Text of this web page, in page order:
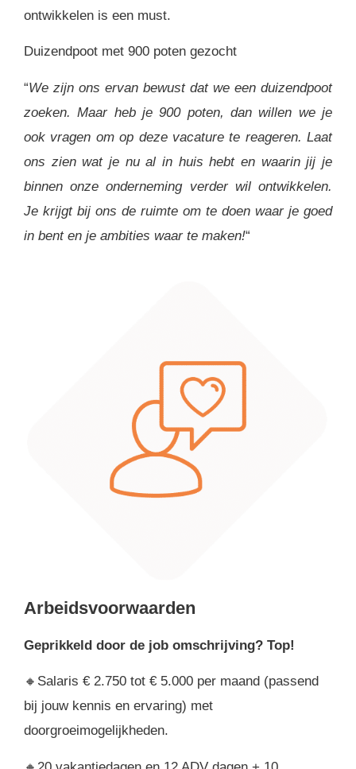
ontwikkelen is een must.
Duizendpoot met 900 poten gezocht
“We zijn ons ervan bewust dat we een duizendpoot
zoeken. Maar heb je 900 poten, dan willen we je
ook vragen om op deze vacature te reageren. Laat
ons zien wat je nu al in huis hebt en waarin jij je
binnen onze onderneming verder wil ontwikkelen.
Je krijgt bij ons de ruimte om te doen waar je goed
in bent en je ambities waar te maken!“
Arbeidsvoorwaarden
Geprikkeld door de job omschrijving? Top!
🔸Salaris € 2.750 tot € 5.000 per maand (passend
bij jouw kennis en ervaring) met
doorgroeimogelijkheden.